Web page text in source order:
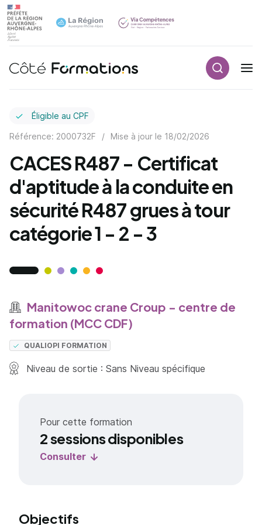
Navigation principale
Éligible au CPF
Référence: 2000732F / Mise à jour le 18/02/2026
CACES R487 - Certificat
d'aptitude à la conduite en
sécurité R487 grues à tour
catégorie 1 - 2 - 3
Manitowoc crane Croup - centre de
formation (MCC CDF)
QUALIOPI FORMATION
Niveau de sortie : Sans Niveau spécifique
Pour cette formation
2 sessions disponibles
Consulter
Objectifs